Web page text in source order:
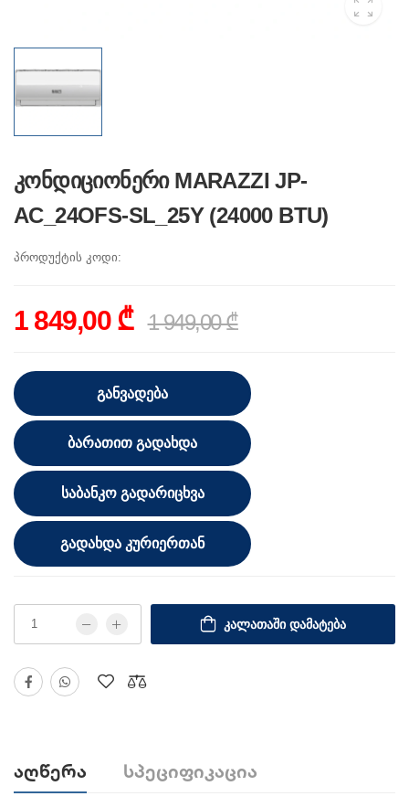
კონდიციონერი MARAZZI JP-
AC_24OFS-SL_25Y (24000 BTU)
პროდუქტის კოდი:
1 849,00 ₾ 1 949,00 ₾
ᲒᲐᲜᲕᲐᲓᲔᲑᲐ
ᲑᲐᲠᲐᲗᲘᲗ ᲒᲐᲓᲐᲮᲓᲐ
ᲡᲐᲑᲐᲜᲙᲝ ᲒᲐᲓᲐᲠᲘᲪᲮᲕᲐ
ᲒᲐᲓᲐᲮᲓᲐ ᲙᲣᲠᲘᲔᲠᲗᲐᲜ
ᲙᲐᲚᲐᲗᲐᲨᲘ ᲓᲐᲛᲐᲢᲔᲑᲐ
Აღწერა Სპეციფიკაცია